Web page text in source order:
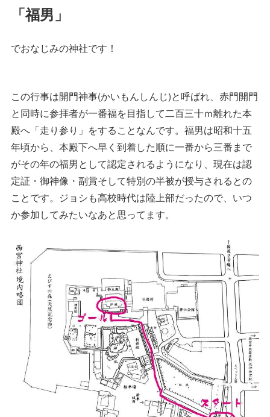
「福男」
でおなじみの神社です！
この行事は開門神事(かいもんしんじ)と呼ばれ、赤門開門
と同時に参拝者が一番福を目指して二百三十ｍ離れた本
殿へ「走り参り」をすることなんです。福男は昭和十五
年頃から、本殿下へ早く到着した順に一番から三番まで
がその年の福男として認定されるようになり、現在は認
定証・御神像・副賞そして特別の半被が授与されるとの
ことです。ジョシも高校時代は陸上部だったので、いつ
か参加してみたいなあと思ってます。